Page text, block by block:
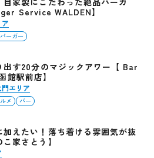
Service WALDEN】
ーガー
出す20分のマジックアワー【 Bar
駅前店】
エリア
メ
バー
加えたい！落ち着ける雰囲気が抜
家さとう】